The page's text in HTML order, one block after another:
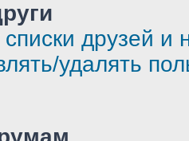
друзей и
удалять